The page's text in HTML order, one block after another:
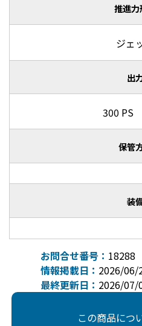
推進力
ジェ
出
300
保管
装
お問合せ番号： 18288
情報掲載日： 2026/06/
最終更新日： 2026/07/
この商品につ